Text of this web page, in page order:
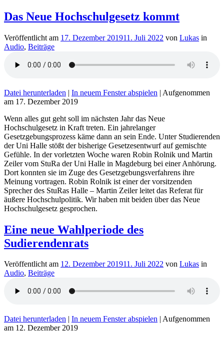
Das Neue Hochschulgesetz kommt
Veröffentlicht am 17. Dezember 201911. Juli 2022 von Lukas in
Audio, Beiträge
Datei herunterladen | In neuem Fenster abspielen | Aufgenommen
am 17. Dezember 2019
Wenn alles gut geht soll im nächsten Jahr das Neue
Hochschulgesetz in Kraft treten. Ein jahrelanger
Gesetzgebungsprozess käme dann an sein Ende. Unter Studierenden
der Uni Halle stößt der bisherige Gesetzesentwurf auf gemischte
Gefühle. In der vorletzten Woche waren Robin Rolnik und Martin
Zeiler vom StuRa der Uni Halle in Magdeburg bei einer Anhörung.
Dort konnten sie im Zuge des Gesetzgebungsverfahrens ihre
Meinung vortragen. Robin Rolnik ist einer der vorsitzenden
Sprecher des StuRas Halle – Martin Zeiler leitet das Referat für
äußere Hochschulpolitik. Wir haben mit beiden über das Neue
Hochschulgesetz gesprochen.
Eine neue Wahlperiode des
Sudierendenrats
Veröffentlicht am 12. Dezember 201911. Juli 2022 von Lukas in
Audio, Beiträge
Datei herunterladen In neuem Fenster abspielen Aufgenommen
am 12. Dezember 2019